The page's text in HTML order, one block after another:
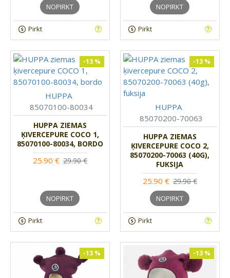
NOPIRKT
Pirkt
NOPIRKT
Pirkt
-13 %
HUPPA
85070100-80034
HUPPA ZIEMAS
ĶIVERCEPURE COCO 1,
85070100-80034, BORDO
25.90 € 29.90 €
NOPIRKT
Pirkt
-13 %
HUPPA
85070200-70063
HUPPA ZIEMAS
ĶIVERCEPURE COCO 2,
85070200-70063 (40G),
FUKSIJA
25.90 € 29.90 €
NOPIRKT
Pirkt
-13 % -13 %